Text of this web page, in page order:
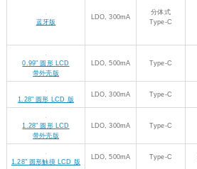
蓝牙版
LDO, 300mA
分体式
Type-C
0.99" 圆形 LCD
带外壳版
LDO, 500mA Type-C
1.28" 圆形 LCD 版
LDO, 300mA Type-C
1.28" 圆形 LCD
带外壳版
LDO, 300mA Type-C
1.28" 圆形触摸 LCD 版
LDO, 500mA Type-C